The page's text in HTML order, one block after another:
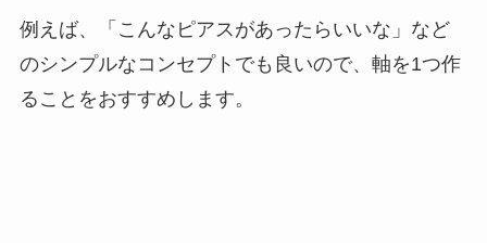
例えば、「こんなピアスがあったらいいな」など
のシンプルなコンセプトでも良いので、軸を1つ作
ることをおすすめします。